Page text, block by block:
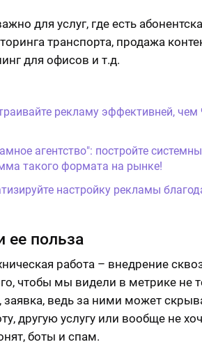
для услуг, где есть
транспорта, продажа
для офисов и т.д.
рекламу эффективней, чем
агентство": постройте
такого формата на рынке!
настройку рекламы
ее польза
работа – внедрение
чтобы мы видели в метрике не
ведь за ними может
другую услугу или вообще не
боты и спам.